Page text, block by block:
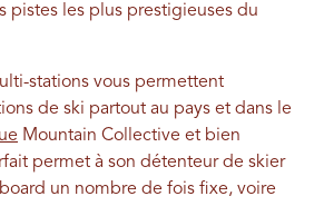
pistes les plus prestigieuses du
stations vous permettent
de ski partout au pays et dans le
Mountain Collective et bien
permet à son détenteur de skier
un nombre de fois fixe, voire